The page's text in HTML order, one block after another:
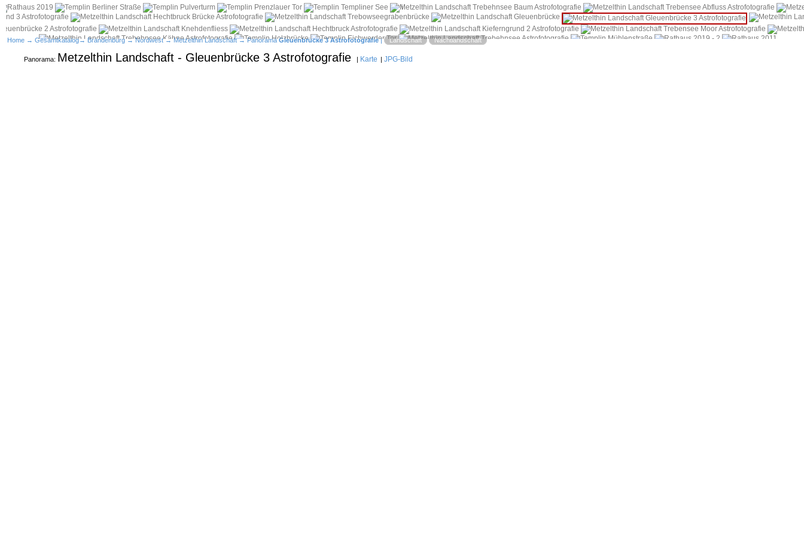
Home → Gesamtkatalog→ Brandenburg→Nordwest→Metzelthin Landschaft→ PanoramaGleuenbrücke 3 Astrofotografie | Landschaft Nachtlandschaft
Panorama: Metzelthin Landschaft - Gleuenbrücke 3 Astrofotografie | Karte | JPG-Bild
i